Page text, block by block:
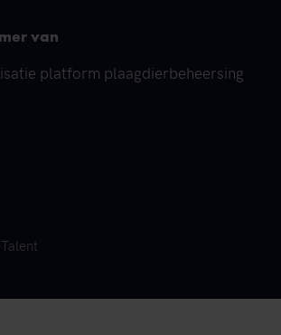
van
platform plaagdierbeheersing